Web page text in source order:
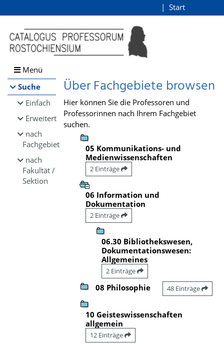
Browsen
direkt zum Inhalt
Start
Menü
Suche
Einfach
Erweitert
nach
Fachgebiet
nach
Fakultät /
Sektion
Über Fachgebiete browsen
Hier können Sie die Professoren und
Professorinnen nach Ihrem Fachgebiet
suchen.
05 Kommunikations- und
Medienwissenschaften
2 Einträge
06 Information und
Dokumentation
2 Einträge
06.30 Bibliothekswesen,
Dokumentationswesen:
Allgemeines
2 Einträge
08 Philosophie 48 Einträge
10 Geisteswissenschaften
allgemein
12 Einträge